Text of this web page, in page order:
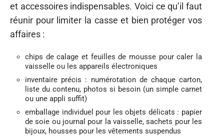
et accessoires indispensables. Voici ce qu’il faut
réunir pour limiter la casse et bien protéger vos
affaires :
chips de calage et feuilles de mousse pour caler la
vaisselle ou les appareils électroniques
inventaire précis : numérotation de chaque carton,
liste du contenu, photos si besoin (un simple carnet
ou une appli suffit)
emballage individuel pour les objets délicats : papier
de soie ou journal pour la vaisselle, sachets pour les
bijoux, housses pour les vêtements suspendus